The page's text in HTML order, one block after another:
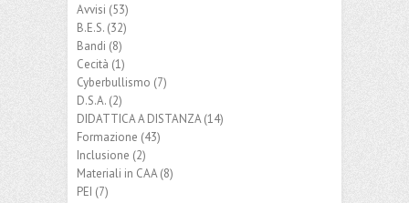
Avvisi (53)
B.E.S. (32)
Bandi (8)
Cecità (1)
Cyberbullismo (7)
D.S.A. (2)
DIDATTICA A DISTANZA(14)
Formazione (43)
Inclusione (2)
Materiali in CAA(8)
PEI (7)